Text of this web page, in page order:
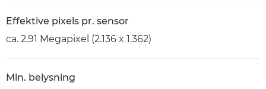
Effektive pixels pr. sensor
ca. 2,91 Megapixel (2.136 x 1.362)
Min. belysning